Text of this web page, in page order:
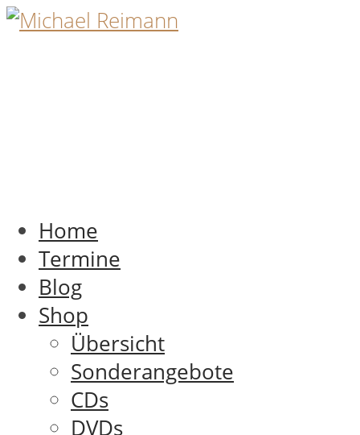
Home
Termine
Blog
Shop
Übersicht
Sonderangebote
CDs
DVDs